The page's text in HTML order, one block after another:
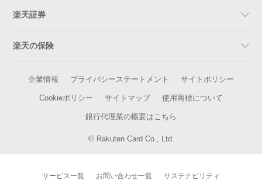
楽天証券
楽天の保険
企業情報 プライバシーステートメント サイトポリシー
Cookieポリシー サイトマップ 使用商標について
銀行代理業の概要はこちら
© Rakuten Card Co., Ltd.
サービス一覧 お問い合わせ一覧 サステナビリティ